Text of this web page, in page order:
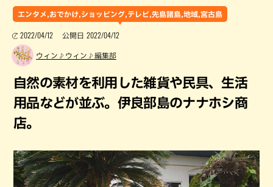
エンタメ,おでかけ,ショッピング,テレビ,先島諸島,地域,宮古島
2022/04/12 公開日 2022/04/12
ウィン♪ウィン♪編集部
自然の素材を利用した雑貨や民具、生活
用品などが並ぶ。伊良部島のナナホシ商
店。